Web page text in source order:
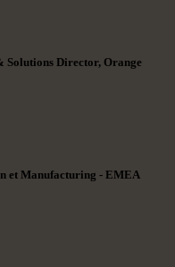
Solutions Director, Orange
et Manufacturing - EMEA